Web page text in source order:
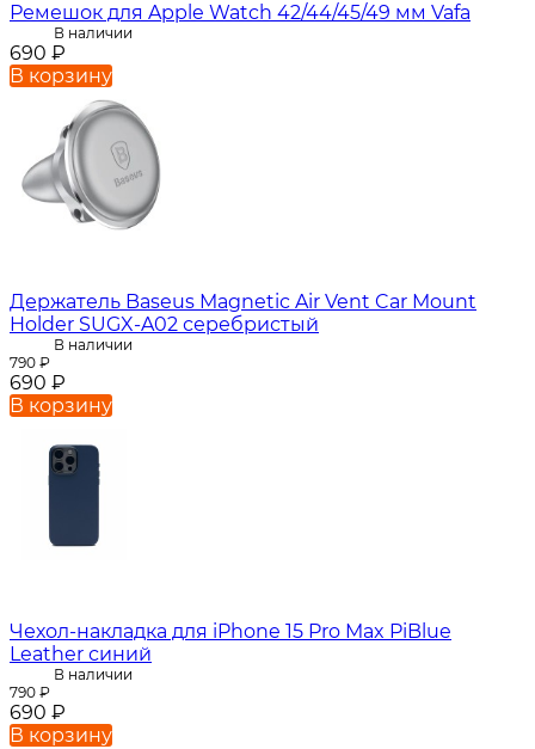
Ремешок для Apple Watch 42/44/45/49 мм Vafa
В наличии
690 ₽
В корзину
Держатель Baseus Magnetic Air Vent Car Mount
Holder SUGX-A02 серебристый
В наличии
790 ₽
690 ₽
В корзину
Чехол-накладка для iPhone 15 Pro Max PiBlue
Leather синий
В наличии
790 ₽
690 ₽
В корзину